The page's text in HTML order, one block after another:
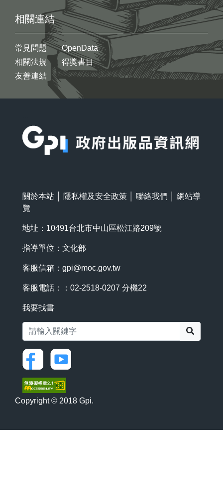
相關連結
常見問題
相關法規
友善連結
OpenData
得獎書目
關於本站 隱私權及安全政策 聯絡我們
網站導
覽
地址：10491台北市中山區松江路209號
指導單位：文化部
客服信箱： gpi@moc.gov.tw
客服電話：：02-2518-0207 分機22
我要找書
Copyright © 2018 Gpi.